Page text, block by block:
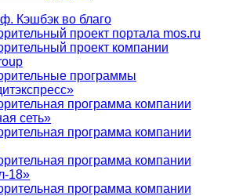
Кэшбэк во благо
проект портала mos.ru
проект компании
программы
программа компании
сеть»
программа компании
программа компании
18»
программа компании